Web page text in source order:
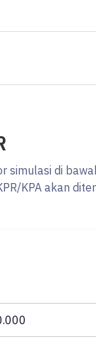
simulasi di
KPA akan